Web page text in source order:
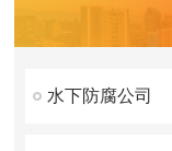
水下防腐公司